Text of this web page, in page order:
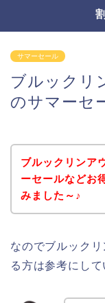
サマーセール
ブルックリ
のサマーセ
ブルックリンア
ーセールなどお
みました～♪
なのでブルック
る方は参考にして